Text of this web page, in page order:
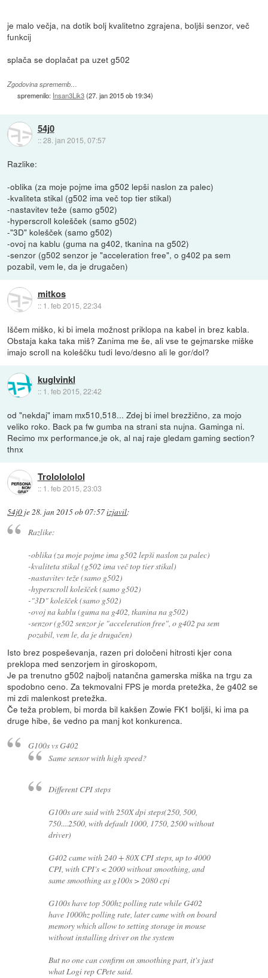
je malo večja, na dotik bolj kvalitetno zgrajena, boljši senzor, več
funkcij
splača se doplačat pa uzet g502
Zgodovina sprememb…
spremenilo: Insan3Lik3(27. jan 2015 ob 19:34)
54j0
::28. jan 2015, 07:57
Razlike:
-oblika (za moje pojme ima g502 lepši naslon za palec)
-kvaliteta stikal (g502 ima več top tier stikal)
-nastavitev teže (samo g502)
-hyperscroll kolešček (samo g502)
-"3D" kolešček (samo g502)
-ovoj na kablu (guma na g402, tkanina na g502)
-senzor (g502 senzor je "acceleration free", o g402 pa sem
pozabil, vem le, da je drugačen)
mitkos
:: 1. feb 2015, 22:34
Iščem miško, ki bi imela možnost priklopa na kabel in brez kabla.
Obstaja kaka taka miš? Zanima me še, ali vse te gejmarske miške
imajo scroll na koleščku tudi levo/desno ali le gor/dol?
kuglvinkl
:: 1. feb 2015, 22:42
od "nekdaj" imam mx510,518... Zdej bi imel brezžično, za mojo
veliko roko. Back pa fw gumba na strani sta nujna. Gaminga ni.
Recimo mx performance,je ok, al naj raje gledam gaming section?
thnx
Trololololol
:: 1. feb 2015, 23:03
54j0 je28. jan 2015 ob 07:57izjavil:
Razlike:
-oblika (za moje pojme ima g502 lepši naslon za palec)
-kvaliteta stikal (g502 ima več top tier stikal)
-nastavitev teže (samo g502)
-hyperscroll kolešček (samo g502)
-"3D" kolešček (samo g502)
-ovoj na kablu (guma na g402, tkanina na g502)
-senzor (g502 senzor je "acceleration free", o g402 pa sem
pozabil, vem le, da je drugačen)
Isto brez pospeševanja, razen pri določeni hitrosti kjer cona
preklopa med senzorjem in giroskopom,
Je pa trenutno g502 najbolj natančna gamerska miška na trgu za
spodobno ceno. Za tekmovalni FPS je morda pretežka, že g402 se
mi zdi malenkost pretežka.
Če teža problem, bi morda bil kakšen Zowie FK1 boljši, ki ima pa
druge hibe, še vedno pa manj kot konkurenca.
G100s vs G402
Same sensor with high speed?
Different CPI steps
G100s are said with 250X dpi steps(250, 500,
750....2500, with default 1000, 1750, 2500 without
driver)
G402 came with 240 + 80X CPI steps, up to 4000
CPI, with CPI's < 2000 without smoothing, and
same smoothing as g100s > 2080 cpi
G100s have top 500hz polling rate while G402
have 1000hz polling rate, later came with on board
memory which allow to setting storage in mouse
without installing driver on the system
But no one can confirm on smoothing part, it's just
what Logi rep CPete said.